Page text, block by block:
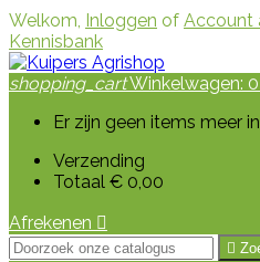
Welkom, Inloggen of Account
Kennisbank
shopping_cartWinkelwagen: 0
Er zijn geen items meer
Verzending
Totaal € 0,00
Afrekenen 
